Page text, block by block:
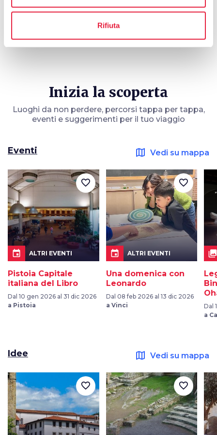
Rifiuta
Inizia la scoperta
Luoghi da non perdere, percorsi tappa per tappa,
eventi e suggerimenti per il tuo viaggio
Eventi map Vedi su mappa
event ALTRI EVENTI
Pistoia Capitale
italiana del Libro
Dal 10 gen 2026 al 31 dic 2026
a Pistoia
favorite_border
event ALTRI EVENTI
Una domenica con
Leonardo
Dal 08 feb 2026 al 13 dic 2026
a Vinci
favorite_border
Dal
a
Idee map Vedi su mappa
favorite_border favorite_border